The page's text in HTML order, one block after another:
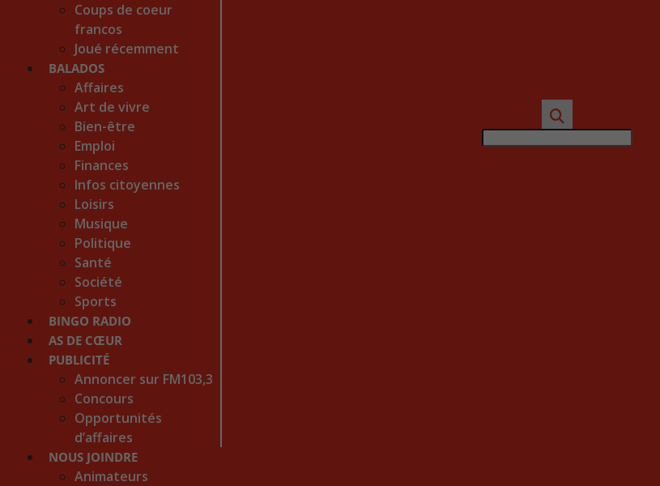
Coups de coeur
francos
Joué récemment
BALADOS
Affaires
Art de vivre
Bien-être
Emploi
Finances
Infos citoyennes
Loisirs
Musique
Politique
Santé
Société
Sports
BINGO RADIO
AS DE CŒUR
PUBLICITÉ
Annoncer sur FM103,3
Concours
Opportunités
d’affaires
NOUS JOINDRE
Animateurs